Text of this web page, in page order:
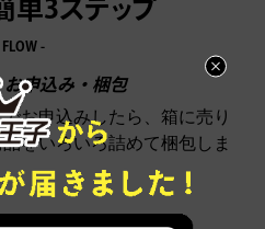
単3ステップ
FLOW -
お申込み・梱包
お申込みしたら、箱に売り
をいろいろ詰めて梱包しま